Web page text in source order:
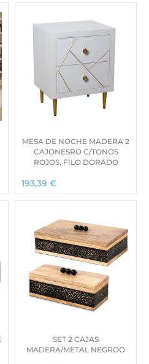
MESA DE NOCHE MADERA 2
CAJONESRO C/TONOS
ROJOS, FILO DORADO
193,39 €
SET 2 CAJAS
MADERA/METAL NEGROO